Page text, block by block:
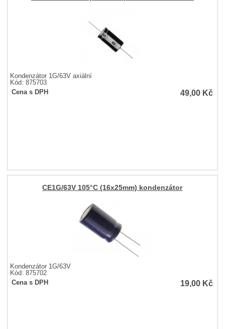
Kondenzátor 1G/63V axiální
Kód: 875703
Cena s DPH
49,00 Kč
CE1G/63V 105°C (16x25mm) kondenzátor
Kondenzátor 1G/63V
Kód: 875702
Cena s DPH
19,00 Kč